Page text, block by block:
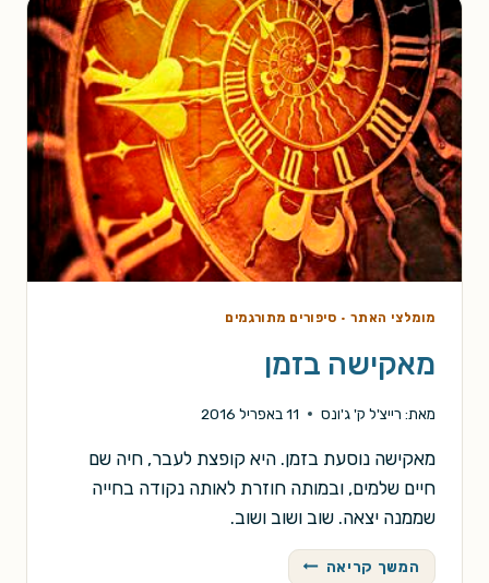
מומלצי האתר· סיפורים מתורגמים
מאקישה בזמן
מאת: רייצ'ל ק' ג'ונס 11 באפריל 2016
מאקישה נוסעת בזמן. היא קופצת לעבר, חיה שם
חיים שלמים, ובמותה חוזרת לאותה נקודה בחייה
שממנה יצאה. שוב ושוב ושוב.
המשך קריאה מאקישה